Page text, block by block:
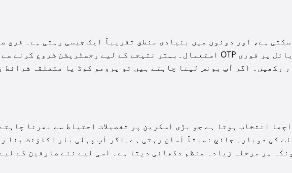
ہے، اور دونوں میں بنیادی منطق تقریباً ایک جیسی رہتی ہے۔ فرق
انٹرفیس، رفتار اور چند سہولتوں کا ہوتا ہے جیسے PIN یا موبائل پر فوری OTP استعمال۔بہتر نتیجے کے لیے رجسٹریشن شروع کرنے سے
رکھیں۔ اگر آپ بونس لینا چاہتے ہیں تو پرومو کوڈ یا متعلقہ شرائط
انتخاب ہوتا ہے جو بڑی اسکرین پر تفصیلات احتیاط سے بھرنا
کی دوبارہ جانچ نسبتاً آسان رہتی ہے۔اگر آپ پہلی بار اکاؤنٹ بنا
ہر مرحلہ زیادہ منظم دکھائی دیتا ہے۔ اسی لیے نئے صارفین کے